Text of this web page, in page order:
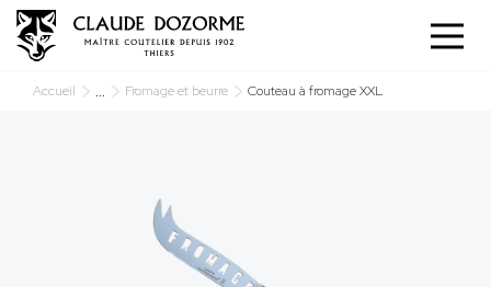
Accueil ... Fromage et beurre Couteau à fromage XXL
Panneau de gestion des cookies